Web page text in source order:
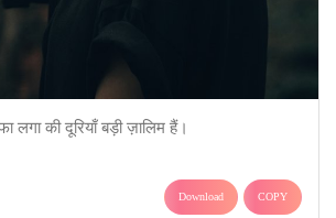
की दूरियाँ बड़ी ज़ालिम हैं।
Download COPY